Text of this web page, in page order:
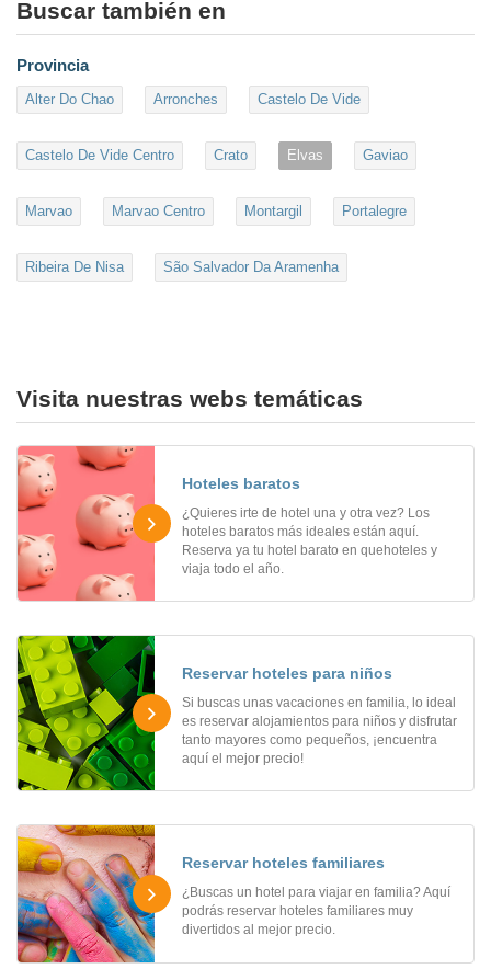
Buscar también en
Provincia
Alter Do Chao Arronches Castelo De Vide
Castelo De Vide Centro Crato Elvas Gaviao
Marvao Marvao Centro Montargil Portalegre
Ribeira De Nisa São Salvador Da Aramenha
Visita nuestras webs temáticas
Hoteles baratos
¿Quieres irte de hotel una y otra vez? Los
hoteles baratos más ideales están aquí.
Reserva ya tu hotel barato en quehoteles y
viaja todo el año.
Reservar hoteles para niños
Si buscas unas vacaciones en familia, lo ideal
es reservar alojamientos para niños y disfrutar
tanto mayores como pequeños, ¡encuentra
aquí el mejor precio!
Reservar hoteles familiares
¿Buscas un hotel para viajar en familia? Aquí
podrás reservar hoteles familiares muy
divertidos al mejor precio.